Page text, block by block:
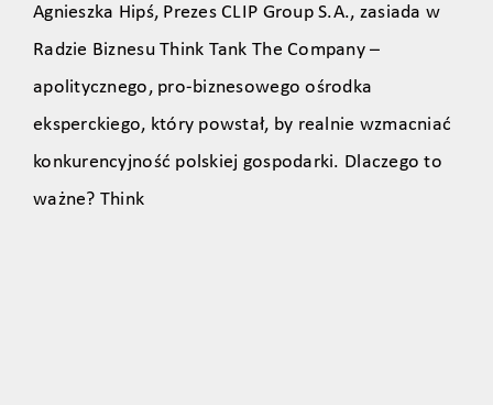
Agnieszka Hipś, Prezes CLIP Group S.A., zasiada w
Radzie Biznesu Think Tank The Company –
apolitycznego, pro‑biznesowego ośrodka
eksperckiego, który powstał, by realnie wzmacniać
konkurencyjność polskiej gospodarki. Dlaczego to
ważne? Think